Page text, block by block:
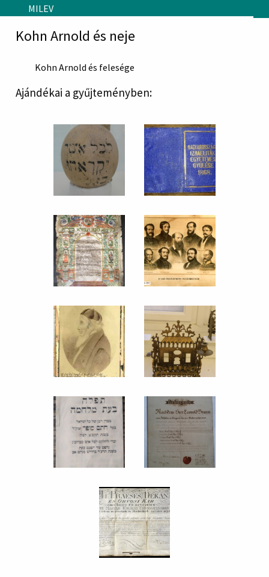
Skip to main content
MILEV
Kohn Arnold és neje
Kohn Arnold és felesége
Ajándékai a gyűjteményben: